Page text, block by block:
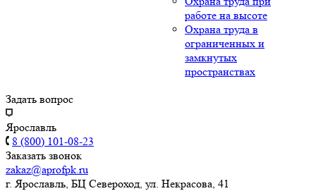
работе на высоте
Охрана труда в
ограниченных и
замкнутых
пространствах
Задать вопрос
Ярославль
8 (800) 101-08-23
Заказать звонок
zakaz@aprofpk.ru
г. Ярославль, БЦ Североход, ул. Некрасова, 41